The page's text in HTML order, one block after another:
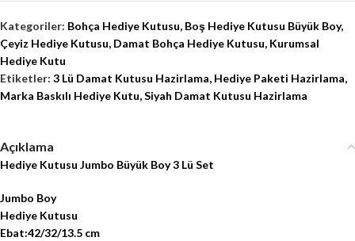
Kategoriler: Bohça Hediye Kutusu, Boş Hediye Kutusu Büyük Boy,
Çeyiz Hediye Kutusu, Damat Bohça Hediye Kutusu, Kurumsal
Hediye Kutu
Etiketler: 3 Lü Damat Kutusu Hazirlama, Hediye Paketi Hazirlama,
Marka Baskılı Hediye Kutu,Siyah Damat Kutusu Hazirlama
Açıklama
Hediye Kutusu Jumbo Büyük Boy 3 Lü Set
Jumbo Boy
Hediye Kutusu
Ebat:42/32/13.5 cm